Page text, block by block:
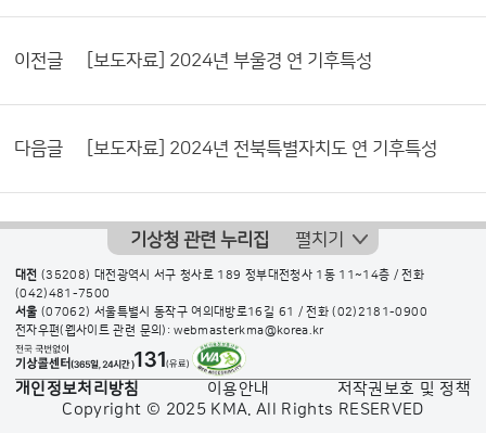
이전글 [보도자료] 2024년 부울경 연 기후특성
다음글 [보도자료] 2024년 전북특별자치도 연 기후특성
기상청 관련 누리집 펼치기
대전 (35208) 대전광역시 서구 청사로 189 정부대전청사 1동 11~14층 / 전화
(042)481-7500
서울 (07062) 서울특별시 동작구 여의대방로16길 61 / 전화(02)2181-0900
전자우편(웹사이트 관련 문의): webmasterkma@korea.kr
개인정보처리방침 이용안내
저작권보호 및 정책
Copyright © 2025 KMA. All Rights RESERVED